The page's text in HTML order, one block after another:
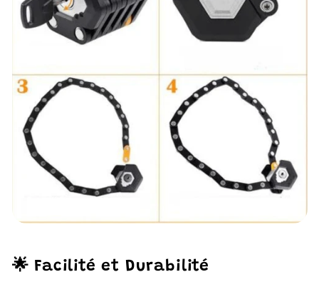
🌟 Facilité et Durabilité